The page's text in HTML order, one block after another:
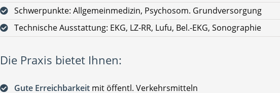
Schwerpunkte: Allgemeinmedizin, Psychosom. Grundversorgung
Technische Ausstattung: EKG, LZ-RR, Lufu, Bel.-EKG, Sonographie
Die Praxis bietet Ihnen:
Gute Erreichbarkeit mit öffentl. Verkehrsmitteln